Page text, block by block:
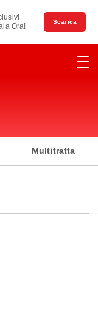
Ora!
Scarica
Multitratta